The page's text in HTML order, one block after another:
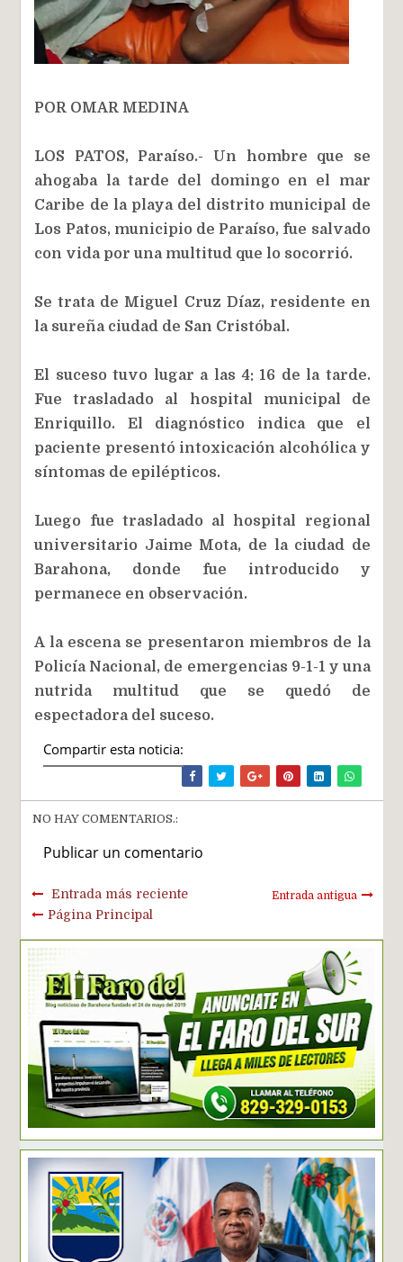
POR OMAR MEDINA
LOS PATOS, Paraíso.- Un hombre que se
ahogaba la tarde del domingo en el mar
Caribe de la playa del distrito municipal de
Los Patos, municipio de Paraíso, fue salvado
con vida por una multitud que lo socorrió.
Se trata de Miguel Cruz Díaz, residente en
la sureña ciudad de San Cristóbal.
El suceso tuvo lugar a las 4: 16 de la tarde.
Fue trasladado al hospital municipal de
Enriquillo. El diagnóstico indica que el
paciente presentó intoxicación alcohólica y
síntomas de epilépticos.
Luego fue trasladado al hospital regional
universitario Jaime Mota, de la ciudad de
Barahona, donde fue introducido y
permanece en observación.
A la escena se presentaron miembros de la
Policía Nacional, de emergencias 9-1-1 y una
nutrida multitud que se quedó de
espectadora del suceso.
Compartir esta noticia:
NO HAY COMENTARIOS.:
Publicar un comentario
Entrada más reciente Entrada antigua
Página Principal